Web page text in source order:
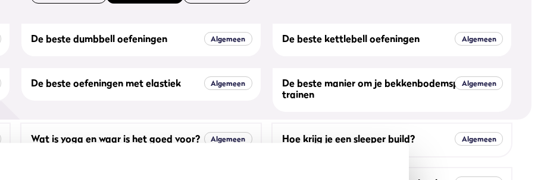
Algemeen
De beste dumbbell oefeningen Algemeen
De beste kettlebell oefeningen
Algemeen
De beste oefeningen met elastiek Algemeen
De beste manier om je bekkenbodemspieren te
trainen
Algemeen
Wat is yoga en waar is het goed voor? Algemeen
Hoe krijg je een sleeper build?